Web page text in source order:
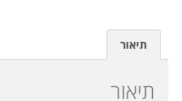
תיאור
תיאור